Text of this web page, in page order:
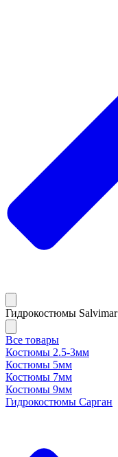
Гидрокостюмы Salvimar
Все товары
Костюмы 2.5-3мм
Костюмы 5мм
Костюмы 7мм
Костюмы 9мм
Гидрокостюмы Сарган